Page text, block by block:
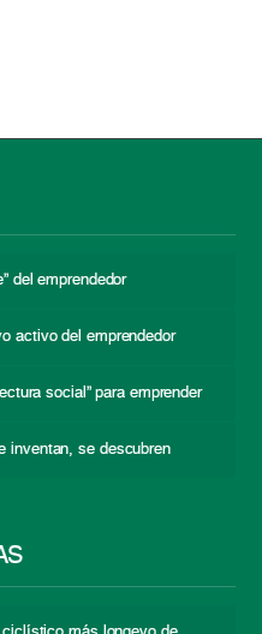
del emprendedor
activo del emprendedor
social” para emprender
inventan, se descubren